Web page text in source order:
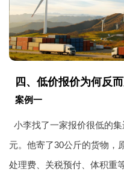
四、低价报价为何反
案例一
小李找了一家报价很低的
元。他寄了30公斤的货物，
处理费、关税预付、体积重